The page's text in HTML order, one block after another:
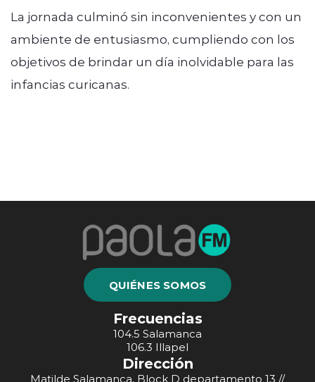
La jornada culminó sin inconvenientes y con un
ambiente de entusiasmo, cumpliendo con los
objetivos de brindar un día inolvidable para las
infancias curicanas.
QUIÉNES SOMOS
Frecuencias
104.5 Salamanca
106.3 Illapel
Dirección
Matilde Salamanca, Block D departamento 13 //